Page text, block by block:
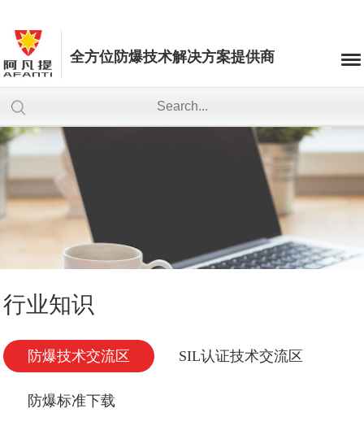
全方位防爆技术解决方案提供商
行业知识
防爆技术交流区 SIL认证技术交流区
防爆标准下载